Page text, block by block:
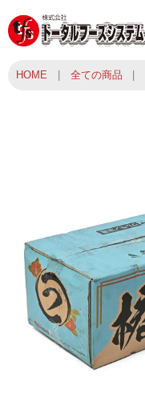
HOME 全ての商品